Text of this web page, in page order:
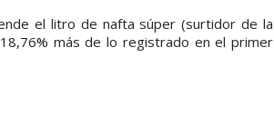
el litro de nafta súper (surtidor de la
más de lo registrado en el primer